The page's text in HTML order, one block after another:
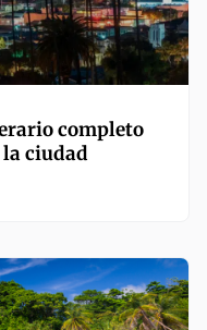
completo
ciudad